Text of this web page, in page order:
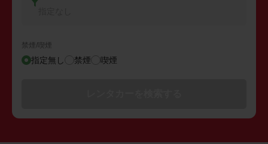
禁煙/喫煙
指定無し 禁煙 喫煙